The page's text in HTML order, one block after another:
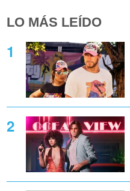
LO MÁS LEÍDO